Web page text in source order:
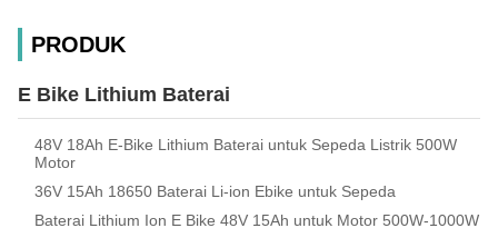
PRODUK
E Bike Lithium Baterai
48V 18Ah E-Bike Lithium Baterai untuk Sepeda Listrik 500W
Motor
36V 15Ah 18650 Baterai Li-ion Ebike untuk Sepeda
Baterai Lithium Ion E Bike 48V 15Ah untuk Motor 500W-1000W